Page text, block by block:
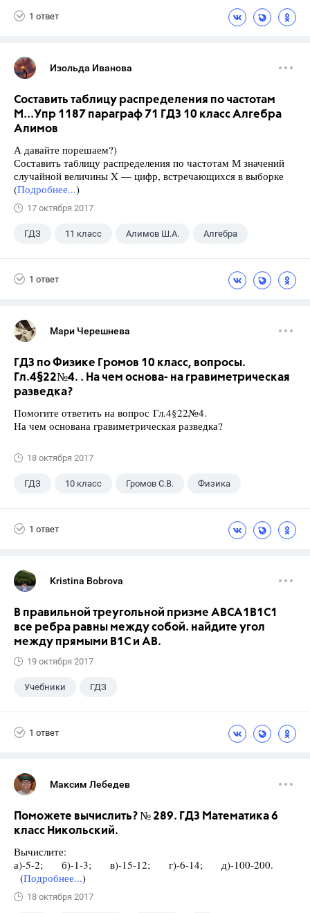
1 ответ
Изольда Иванова
Составить таблицу распределения по частотам
М...Упр 1187 параграф 71 ГДЗ 10 класс Алгебра
Алимов
А давайте порешаем?)
Составить таблицу распределения по частотам М значений
случайной величины X — цифр, встречающихся в выборке
(Подробнее...)
17 октября 2017
ГДЗ 11 класс Алимов Ш.А. Алгебра
1 ответ
Мари Черешнева
ГДЗ по Физике Громов 10 класс, вопросы.
Гл.4§22№4. . На чем основа- на гравиметрическая
разведка?
Помогите ответить на вопрос Гл.4§22№4.
На чем основана гравиметрическая разведка?
18 октября 2017
ГДЗ 10 класс Громов С.В. Физика
1 ответ
Kristina Bobrova
В правильной треугольной призме АВСA1В1С1
все ребра равны между собой. найдите угол
между прямыми В1С и АВ.
19 октября 2017
Учебники ГДЗ
1 ответ
Максим Лебедев
Поможете вычислить? № 289. ГДЗ Математика 6
класс Никольский.
Вычислите:
а)-5-2; б)-1-3; в)-15-12; г)-6-14; д)-100-200.
(Подробнее...)
18 октября 2017